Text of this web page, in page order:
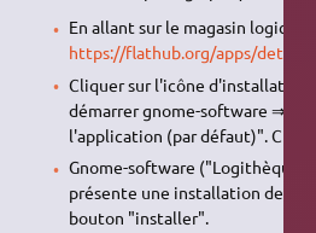
En allant sur le magasin logiciels
https://flathub.org/apps/details/
Cliquer sur l'icône d'installation,
démarrer gnome-software ⇒
l'application (par défaut)".
Gnome-software ("Logithèque")
présente une installation de
bouton "installer".